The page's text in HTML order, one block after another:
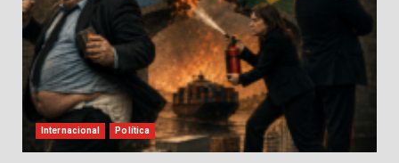
Internacional Política